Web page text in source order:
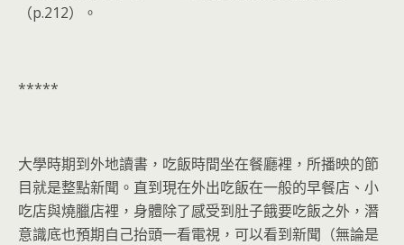
（p.212）。
*****
大學時期到外地讀書，吃飯時間坐在餐廳裡，所播映的節
目就是整點新聞。直到現在外出吃飯在一般的早餐店、小
吃店與燒臘店裡，身體除了感受到肚子餓要吃飯之外，潛
意識底也預期自己抬頭一看電視，可以看到新聞（無論是